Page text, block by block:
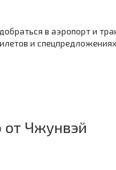
в аэропорт и
и спецпредложениях.
от Чжунвэй